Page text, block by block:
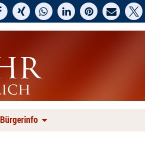
Bürgerinfo